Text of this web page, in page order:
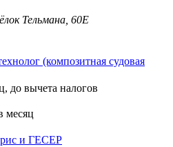
Тельмана, 60Е
(композитная судовая
до вычета налогов
месяц
и ГЕСЕР